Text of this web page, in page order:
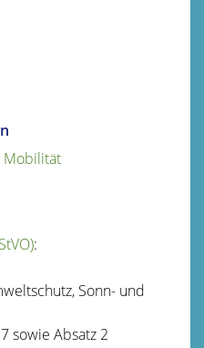
Mobilität
:
Sonn- und
sowie Absatz 2